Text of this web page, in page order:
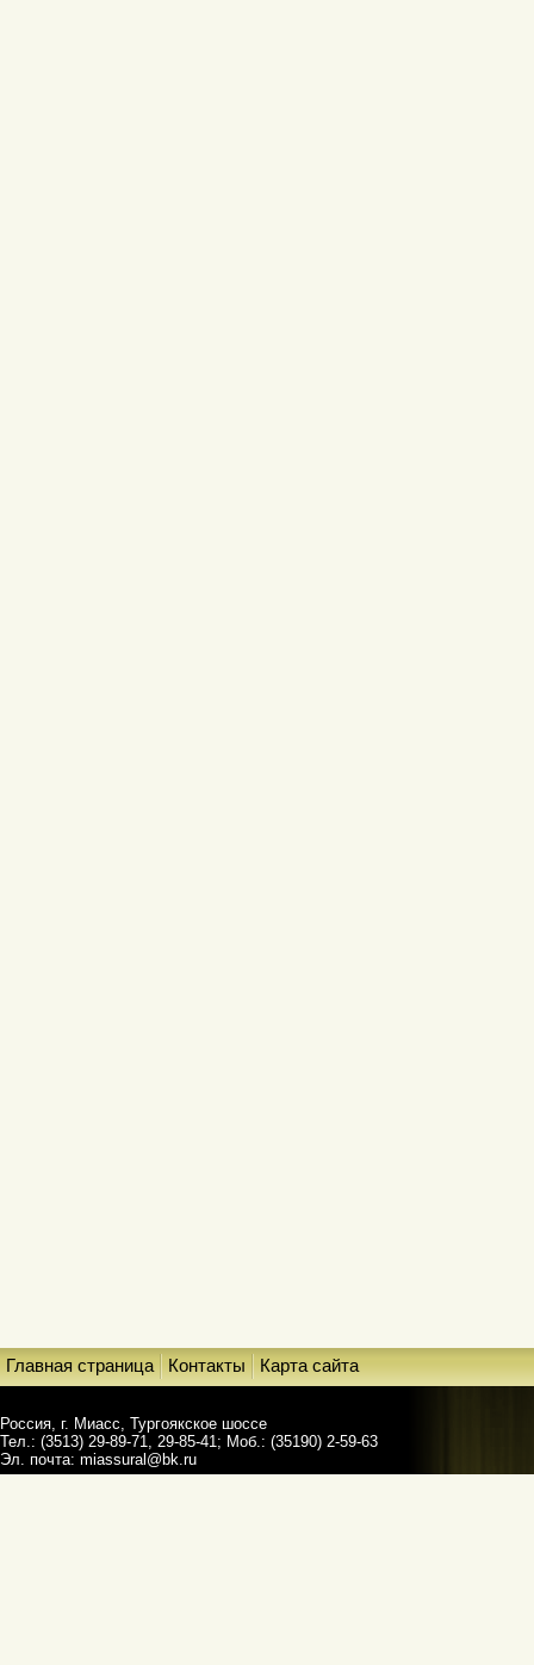
Главная страница Контакты Карта сайта
Россия, г. Миасс, Тургоякское шоссе
Тел.: (3513) 29-89-71, 29-85-41; Моб.: (35190) 2-59-63
Эл. почта: miassural@bk.ru